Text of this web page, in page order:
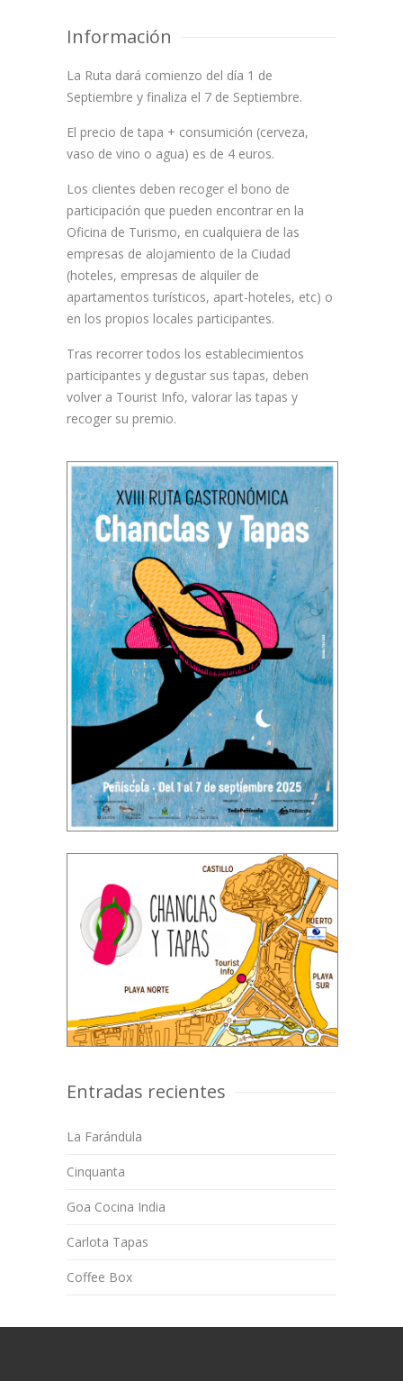
Información
La Ruta dará comienzo del día 1 de
Septiembre y finaliza el 7 de Septiembre.
El precio de tapa + consumición (cerveza,
vaso de vino o agua) es de 4 euros.
Los clientes deben recoger el bono de
participación que pueden encontrar en la
Oficina de Turismo, en cualquiera de las
empresas de alojamiento de la Ciudad
(hoteles, empresas de alquiler de
apartamentos turísticos, apart-hoteles, etc) o
en los propios locales participantes.
Tras recorrer todos los establecimientos
participantes y degustar sus tapas, deben
volver a Tourist Info, valorar las tapas y
recoger su premio.
Entradas recientes
La Farándula
Cinquanta
Goa Cocina India
Carlota Tapas
Coffee Box